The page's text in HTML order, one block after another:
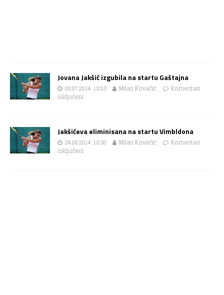
Jovana Jakšić izgubila na startu Gaštajna
08.07.2014. 18:53 Milan Kovačić
Komentari
isključeni
Jakšićeva eliminisana na startu Vimbldona
24.06.2014. 18:30 Milan Kovačić
Komentari
isključeni